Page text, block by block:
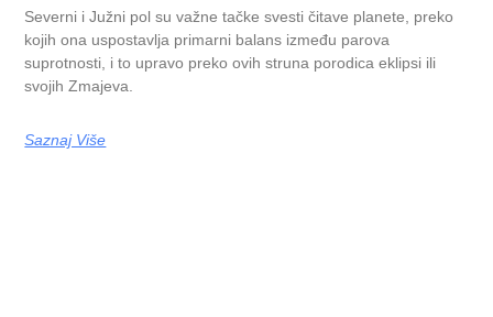
Severni i Južni pol su važne tačke svesti čitave planete, preko
kojih ona uspostavlja primarni balans između parova
suprotnosti, i to upravo preko ovih struna porodica eklipsi ili
svojih Zmajeva.
Saznaj Više